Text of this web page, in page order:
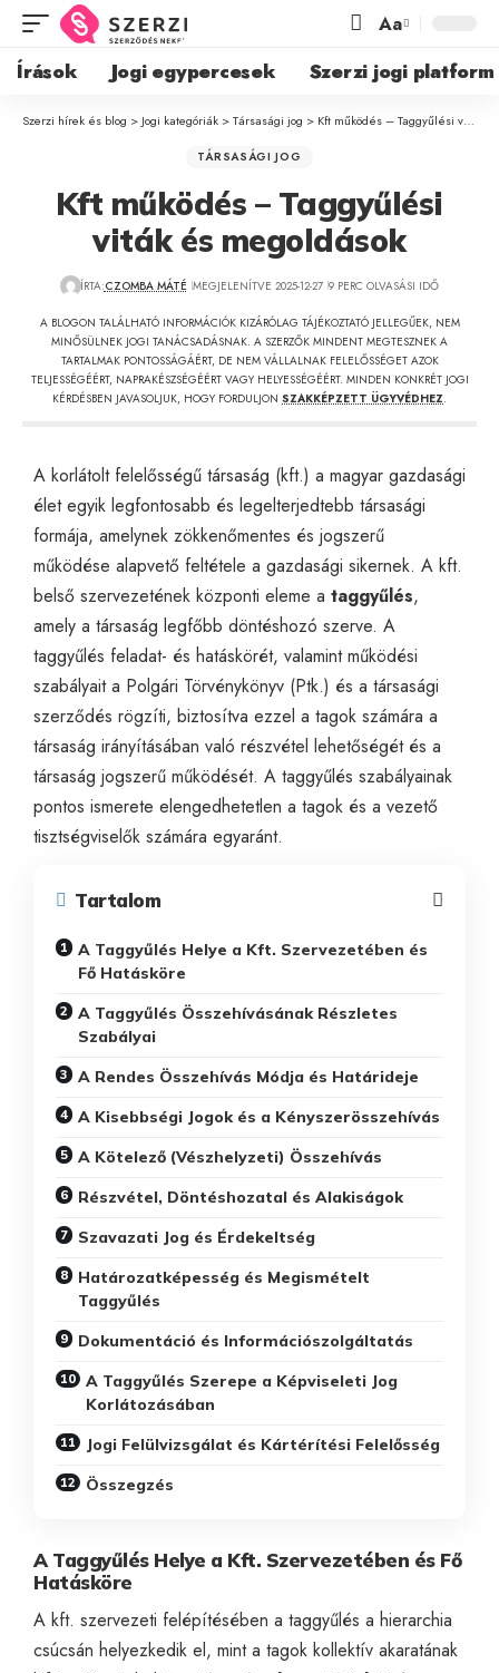
Aa
Írások Jogi egypercesek Szerzi jogi platform
Szerzi hírek és blog > Jogi kategóriák >Társasági jog > Kft működés – Taggyűlési viták és megoldások
TÁRSASÁGI JOG
Kft működés – Taggyűlési
viták és megoldások
ÍRTA:CZOMBA MÁTÉ MEGJELENÍTVE 2025-12-27 9 PERC OLVASÁSI IDŐ
A BLOGON TALÁLHATÓ INFORMÁCIÓK KIZÁRÓLAG TÁJÉKOZTATÓ JELLEGŰEK, NEM
MINŐSÜLNEK JOGI TANÁCSADÁSNAK. A SZERZŐK MINDENT MEGTESZNEK A
TARTALMAK PONTOSSÁGÁÉRT, DE NEM VÁLLALNAK FELELŐSSÉGET AZOK
TELJESSÉGÉÉRT, NAPRAKÉSZSÉGÉÉRT VAGY HELYESSÉGÉÉRT. MINDEN KONKRÉT JOGI
KÉRDÉSBEN JAVASOLJUK, HOGY FORDULJON SZAKKÉPZETT ÜGYVÉDHEZ.
A korlátolt felelősségű társaság (kft.) a magyar gazdasági
élet egyik legfontosabb és legelterjedtebb társasági
formája, amelynek zökkenőmentes és jogszerű
működése alapvető feltétele a gazdasági sikernek. A kft.
belső szervezetének központi eleme a taggyűlés,
amely a társaság legfőbb döntéshozó szerve. A
taggyűlés feladat- és hatáskörét, valamint működési
szabályait a Polgári Törvénykönyv (Ptk.) és a társasági
szerződés rögzíti, biztosítva ezzel a tagok számára a
társaság irányításában való részvétel lehetőségét és a
társaság jogszerű működését. A taggyűlés szabályainak
pontos ismerete elengedhetetlen a tagok és a vezető
tisztségviselők számára egyaránt.
Tartalom
A Taggyűlés Helye a Kft. Szervezetében és
Fő Hatásköre
A Taggyűlés Összehívásának Részletes
Szabályai
A Rendes Összehívás Módja és Határideje
A Kisebbségi Jogok és a Kényszerösszehívás
A Kötelező (Vészhelyzeti) Összehívás
Részvétel, Döntéshozatal és Alakiságok
Szavazati Jog és Érdekeltség
Határozatképesség és Megismételt
Taggyűlés
Dokumentáció és Információszolgáltatás
A Taggyűlés Szerepe a Képviseleti Jog
Korlátozásában
Jogi Felülvizsgálat és Kártérítési Felelősség
Összegzés
A Taggyűlés Helye a Kft. Szervezetében és Fő
Hatásköre
A kft. szervezeti felépítésében a taggyűlés a hierarchia
csúcsán helyezkedik el, mint a tagok kollektív akaratának